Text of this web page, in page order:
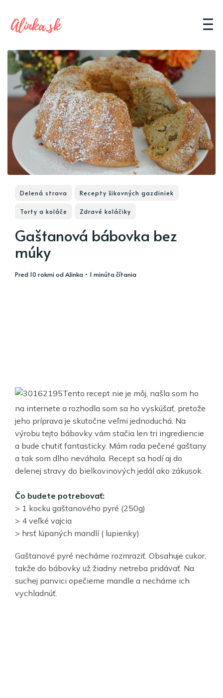
Delená strava Recepty šikovných gazdiniek
Torty a koláče Zdravé koláčiky
Gaštanová bábovka bez
múky
pred 10 rokmiodAlinka • 1 minúta čítania
Tento recept nie je môj, našla som ho
na internete a rozhodla som sa ho vyskúšať, pretože
jeho príprava je skutočne veľmi jednoduchá. Na
výrobu tejto bábovky vám stačia len tri ingrediencie
a bude chutiť fantasticky. Mám rada pečené gaštany
a tak som dlho neváhala. Recept sa hodí aj do
delenej stravy do bielkovinových jedál ako zákusok.
Čo budete potrebovať:
> 1 kocku gaštanového pyré (250g)
> 4 veľké vajcia
> hrsť lúpaných mandlí ( lupienky)
Gaštanové pyré necháme rozmraziť. Obsahuje cukor,
takže do bábovky už žiadny netreba pridávať. Na
suchej panvici opečieme mandle a necháme ich
vychladnúť.